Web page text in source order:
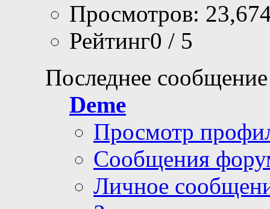
Просмотров:
Рейтинг0 / 5
Последнее
Deme
Просмотр
Сообщения
Личное